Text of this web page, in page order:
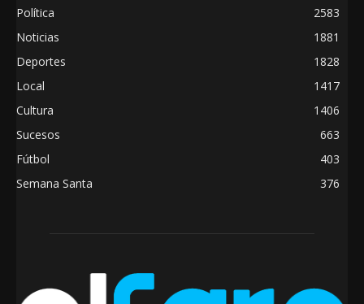
Política
2583
Noticias
1881
Deportes
1828
Local
1417
Cultura
1406
Sucesos
663
Fútbol
403
Semana Santa
376